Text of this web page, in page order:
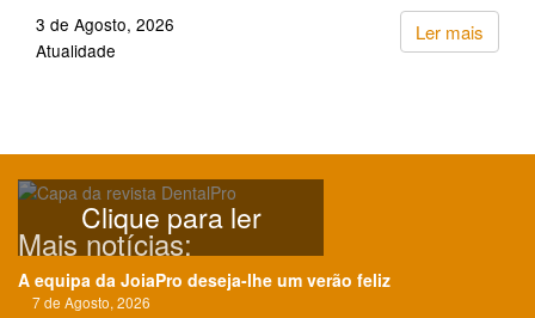
Ler mais
3 de Agosto, 2026
Atualidade
Clique para ler
Mais notícias:
A equipa da JoiaPro deseja-lhe um verão feliz
7 de Agosto, 2026